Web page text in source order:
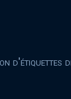
d'étiquettes